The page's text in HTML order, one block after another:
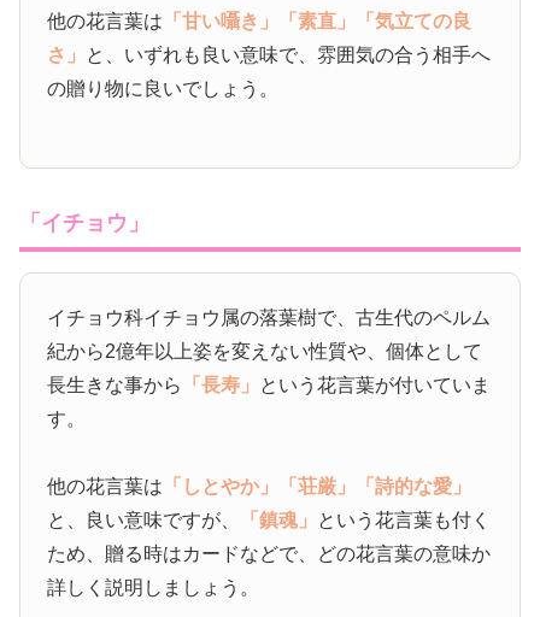
他の花言葉は 「甘い囁き」 「素直」
「気立ての良
さ」 と、いずれも良い意味で、雰囲気の合う相手へ
の贈り物に良いでしょう。
「イチョウ」
イチョウ科イチョウ属の落葉樹で、古生代のペルム
紀から2億年以上姿を変えない性質や、個体として
長生きな事から
「長寿」 という花言葉が付いていま
す。
他の花言葉は 「しとやか」 「荘厳」
「詩的な愛」
と、良い意味ですが、
「鎮魂」 という花言葉も付く
ため、贈る時はカードなどで、どの花言葉の意味か
詳しく説明しましょう。